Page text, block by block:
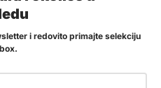
i redovito primajte selekciju